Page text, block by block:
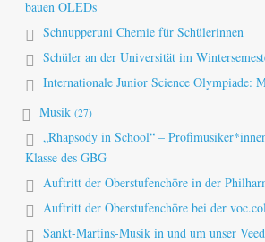
bauen OLEDs
Schnupperuni Chemie für Schülerinnen
Schüler an der Universität im
Internationale Junior Science Olympiade:
Musik (27)
„Rhapsody in School“ –
Klasse des GBG
Auftritt der Oberstufenchöre in der
Auftritt der Oberstufenchöre bei der
Sankt-Martins-Musik in und um unser